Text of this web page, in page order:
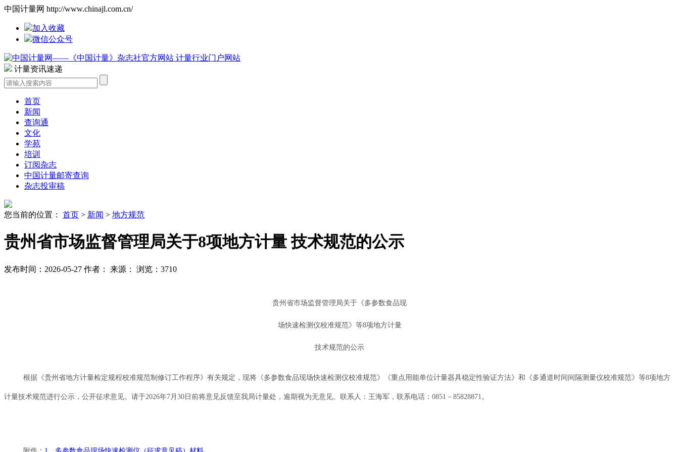
中国计量网 http://www.chinajl.com.cn/
加入收藏
微信公众号
计量资讯速递
首页
新闻
查询通
文化
学苑
培训
订阅杂志
中国计量邮寄查询
杂志投审稿
您当前的位置： 首页 > 新闻 > 地方规范
贵州省市场监督管理局关于8项地方计量 技术规范的公示
发布时间：2026-05-27 作者： 来源： 浏览：3710
贵州省市场监督管理局关于《多参数食品现
场快速检测仪校准规范》等8项地方计量
技术规范的公示
根据《贵州省地方计量检定规程校准规范制修订工作程序》有关规定，现将《多参数食品现场快速检测仪校准规范》《重点用能单位计量器具稳定性验证方法》和《多通道时间间隔测量仪校准规范》等8项地方
计量技术规范进行公示，公开征求意见。请于2026年7月30日前将意见反馈至我局计量处，逾期视为无意见。联系人：王海军，联系电话：0851－85828871。